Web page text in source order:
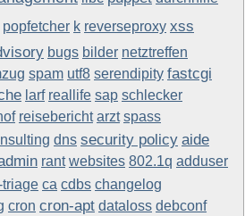
popfetcher k reverseproxy xss
bugs bilder netztreffen
spam utf8 serendipity fastcgi
larf reallife sap schlecker
reisebericht arzt spass
dns security policy aide
rant websites 802.1q adduser
triage ca cdbs changelog
cron cron-apt dataloss debconf